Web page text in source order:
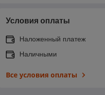
Условия оплаты
Наложенный платеж
Наличными
Все условия оплаты